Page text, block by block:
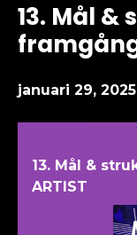
13. Mål &
framgång
januari 29, 2025